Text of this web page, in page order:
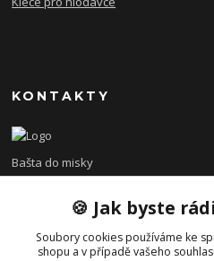
KONTAKTY
Bašta do misky
+420 608 479 610
po - pá 8:00 - 15:00
🍪 Jak byste
Soubory cookies používáme ke
shopu a v případě vašeho